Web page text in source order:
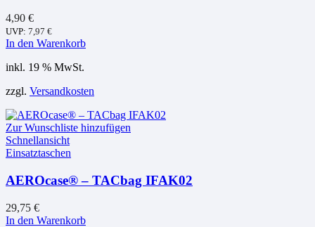
4,90 €
UVP: 7,97 €
In den Warenkorb
inkl. 19 % MwSt.
zzgl. Versandkosten
Zur Wunschliste hinzufügen
Schnellansicht
Einsatztaschen
AEROcase® – TACbag IFAK02
29,75 €
In den Warenkorb